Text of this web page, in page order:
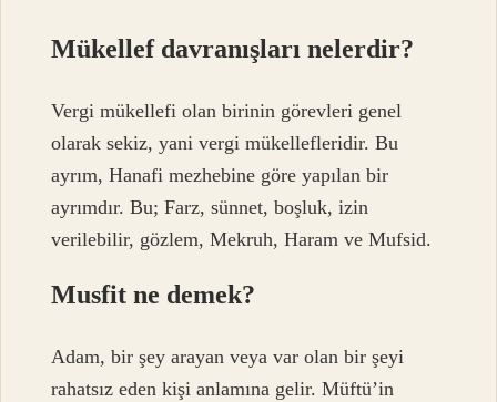
Mükellef davranışları nelerdir?
Vergi mükellefi olan birinin görevleri genel
olarak sekiz, yani vergi mükellefleridir. Bu
ayrım, Hanafi mezhebine göre yapılan bir
ayrımdır. Bu; Farz, sünnet, boşluk, izin
verilebilir, gözlem, Mekruh, Haram ve Mufsid.
Musfit ne demek?
Adam, bir şey arayan veya var olan bir şeyi
rahatsız eden kişi anlamına gelir. Müftü’in